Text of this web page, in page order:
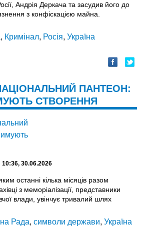
Андрія Деркача та засудив його до
з конфіскацією майна.
, Кримінал, Росія, Україна
ПАНТЕОН:
СТВОРЕННЯ
10:36, 30.06.2026
останні кілька місяців разом
з меморіалізації, представники
влади, увінчує тривалий шлях
Рада, символи держави, Україна